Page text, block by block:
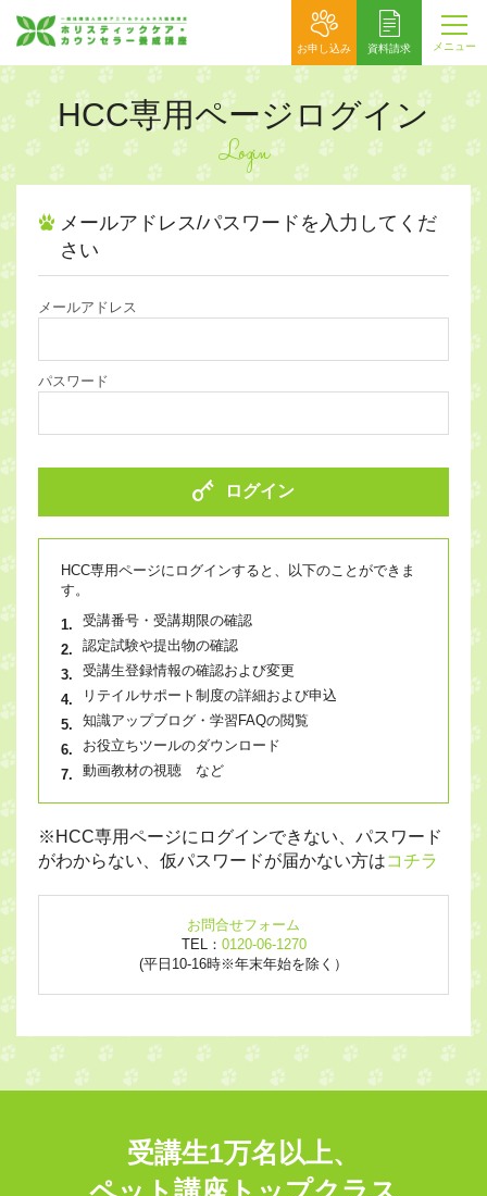
お申し込み 資料請求 メニュー
HCC専用ページログイン
Login
メールアドレス/パスワードを入力してくだ
さい
メールアドレス
パスワード
ログイン
HCC専用ページにログインすると、以下のことができま
す。
受講番号・受講期限の確認
認定試験や提出物の確認
受講生登録情報の確認および変更
リテイルサポート制度の詳細および申込
知識アップブログ・学習FAQの閲覧
お役立ちツールのダウンロード
動画教材の視聴 など
※HCC専用ページにログインできない、パスワード
がわからない、仮パスワードが届かない方はコチラ
お問合せフォーム
TEL： 0120-06-1270
(平日10-16時※年末年始を除く）
受講生1万名以上、